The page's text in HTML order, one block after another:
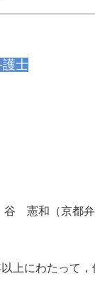
護士
憲和（京都弁
上にわたって，